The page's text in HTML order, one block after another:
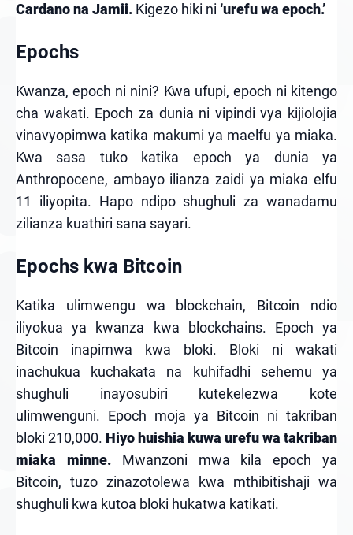
Cardano na Jamii. Kigezo hiki ni ‘urefu wa epoch.’
Epochs
Kwanza, epoch ni nini? Kwa ufupi, epoch ni kitengo
cha wakati. Epoch za dunia ni vipindi vya kijiolojia
vinavyopimwa katika makumi ya maelfu ya miaka.
Kwa sasa tuko katika epoch ya dunia ya
Anthropocene, ambayo ilianza zaidi ya miaka elfu
11 iliyopita. Hapo ndipo shughuli za wanadamu
zilianza kuathiri sana sayari.
Epochs kwa Bitcoin
Katika ulimwengu wa blockchain, Bitcoin ndio
iliyokua ya kwanza kwa blockchains. Epoch ya
Bitcoin inapimwa kwa bloki. Bloki ni wakati
inachukua kuchakata na kuhifadhi sehemu ya
shughuli inayosubiri kutekelezwa kote
ulimwenguni. Epoch moja ya Bitcoin ni takriban
bloki 210,000. Hiyo huishia kuwa urefu wa takriban
miaka minne.Mwanzoni mwa kila epoch ya
Bitcoin, tuzo zinazotolewa kwa mthibitishaji wa
shughuli kwa kutoa bloki hukatwa katikati.